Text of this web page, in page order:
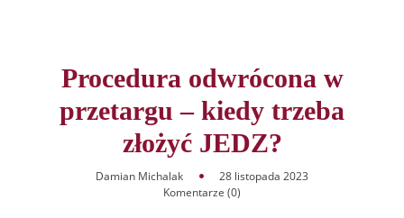
Procedura odwrócona w
przetargu – kiedy trzeba
złożyć JEDZ?
Damian Michalak
28 listopada 2023
Komentarze (0)